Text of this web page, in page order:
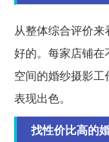
从整体综合评价
好的。每家店铺
空间的婚纱摄影
表现出色。
找性价比高的